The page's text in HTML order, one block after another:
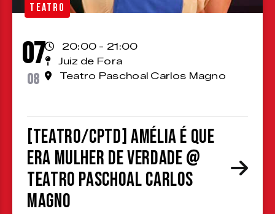
TEATRO
07
08
20:00 - 21:00
Juiz de Fora
Teatro Paschoal Carlos Magno
[TEATRO/CPTD] Amélia é que
era mulher de verdade @
Teatro Paschoal Carlos
Magno